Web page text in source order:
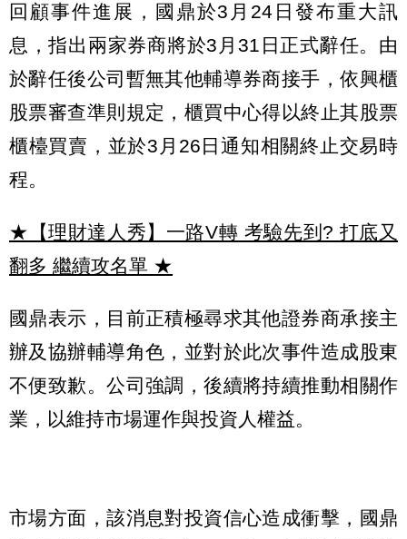
回顧事件進展，國鼎於3月24日發布重大訊
息，指出兩家券商將於3月31日正式辭任。由
於辭任後公司暫無其他輔導券商接手，依興櫃
股票審查準則規定，櫃買中心得以終止其股票
櫃檯買賣，並於3月26日通知相關終止交易時
程。
★【理財達人秀】一路V轉 考驗先到? 打底又
翻多 繼續攻名單 ★
國鼎表示，目前正積極尋求其他證券商承接主
辦及協辦輔導角色，並對於此次事件造成股東
不便致歉。公司強調，後續將持續推動相關作
業，以維持市場運作與投資人權益。
市場方面，該消息對投資信心造成衝擊，國鼎